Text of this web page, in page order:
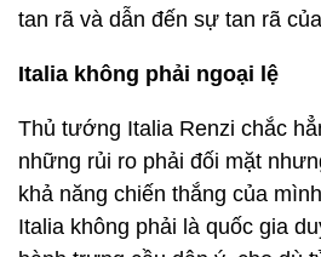
tan rã và dẫn đến sự tan rã
Italia không phải ngoại lệ
Thủ tướng Italia Renzi chắc
những rủi ro phải đối mặt
khả năng chiến thắng của
Italia không phải là quốc gia